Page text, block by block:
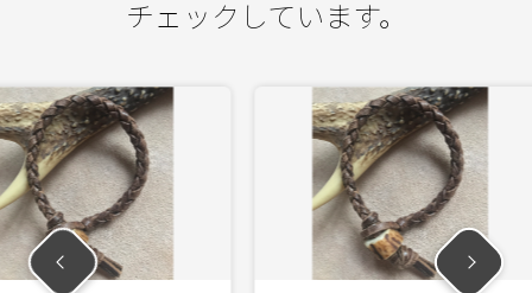
チェックしています。